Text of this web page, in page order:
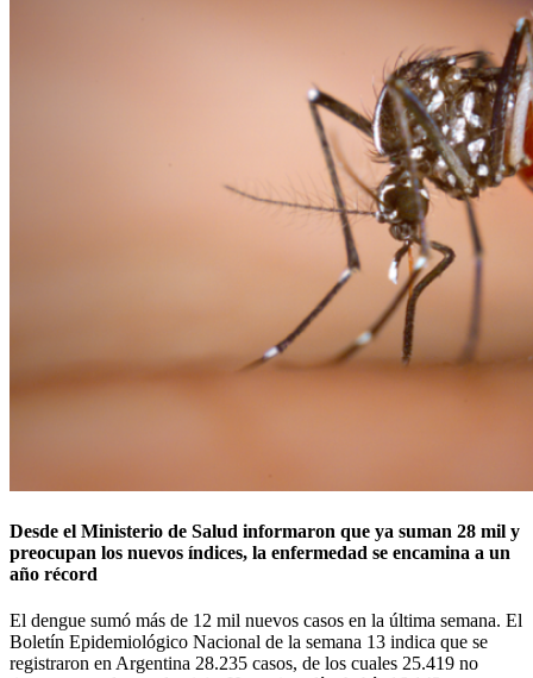
Desde el Ministerio de Salud informaron que ya suman 28 mil y
preocupan los nuevos índices, la enfermedad se encamina a un
año récord
El dengue sumó más de 12 mil nuevos casos en la última semana. El
Boletín Epidemiológico Nacional de la semana 13 indica que se
registraron en Argentina 28.235 casos, de los cuales 25.419 no